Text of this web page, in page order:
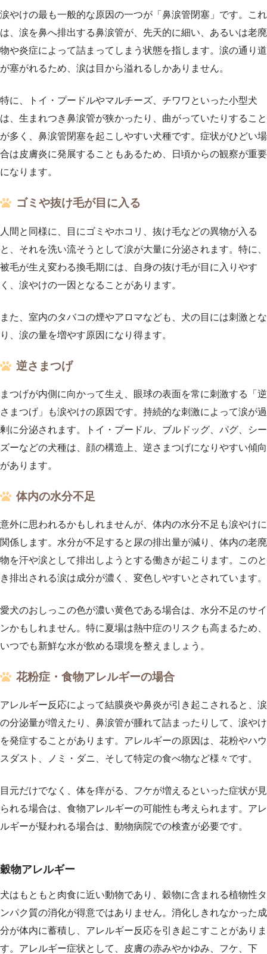
涙やけの最も一般的な原因の一つが「鼻涙管閉塞」です。これ
は、涙を鼻へ排出する鼻涙管が、先天的に細い、あるいは老廃
物や炎症によって詰まってしまう状態を指します。涙の通り道
が塞がれるため、涙は目から溢れるしかありません。
特に、トイ・プードルやマルチーズ、チワワといった小型犬
は、生まれつき鼻涙管が狭かったり、曲がっていたりすること
が多く、鼻涙管閉塞を起こしやすい犬種です。症状がひどい場
合は皮膚炎に発展することもあるため、日頃からの観察が重要
になります。
ゴミや抜け毛が目に入る
人間と同様に、目にゴミやホコリ、抜け毛などの異物が入る
と、それを洗い流そうとして涙が大量に分泌されます。特に、
被毛が生え変わる換毛期には、自身の抜け毛が目に入りやす
く、涙やけの一因となることがあります。
また、室内のタバコの煙やアロマなども、犬の目には刺激とな
り、涙の量を増やす原因になり得ます。
逆さまつげ
まつげが内側に向かって生え、眼球の表面を常に刺激する「逆
さまつげ」も涙やけの原因です。持続的な刺激によって涙が過
剰に分泌されます。トイ・プードル、ブルドッグ、パグ、シー
ズーなどの犬種は、顔の構造上、逆さまつげになりやすい傾向
があります。
体内の水分不足
意外に思われるかもしれませんが、体内の水分不足も涙やけに
関係します。水分が不足すると尿の排出量が減り、体内の老廃
物を汗や涙として排出しようとする働きが起こります。このと
き排出される涙は成分が濃く、変色しやすいとされています。
愛犬のおしっこの色が濃い黄色である場合は、水分不足のサイ
ンかもしれません。特に夏場は熱中症のリスクも高まるため、
いつでも新鮮な水が飲める環境を整えましょう。
花粉症・食物アレルギーの場合
アレルギー反応によって結膜炎や鼻炎が引き起こされると、涙
の分泌量が増えたり、鼻涙管が腫れて詰まったりして、涙やけ
を発症することがあります。アレルギーの原因は、花粉やハウ
スダスト、ノミ・ダニ、そして特定の食べ物など様々です。
目元だけでなく、体を痒がる、フケが増えるといった症状が見
られる場合は、食物アレルギーの可能性も考えられます。アレ
ルギーが疑われる場合は、動物病院での検査が必要です。
穀物アレルギー
犬はもともと肉食に近い動物であり、穀物に含まれる植物性タ
ンパク質の消化が得意ではありません。消化しきれなかった成
分が体内に蓄積し、アレルギー反応を引き起こすことがありま
す。アレルギー症状として、皮膚の赤みやかゆみ、フケ、下